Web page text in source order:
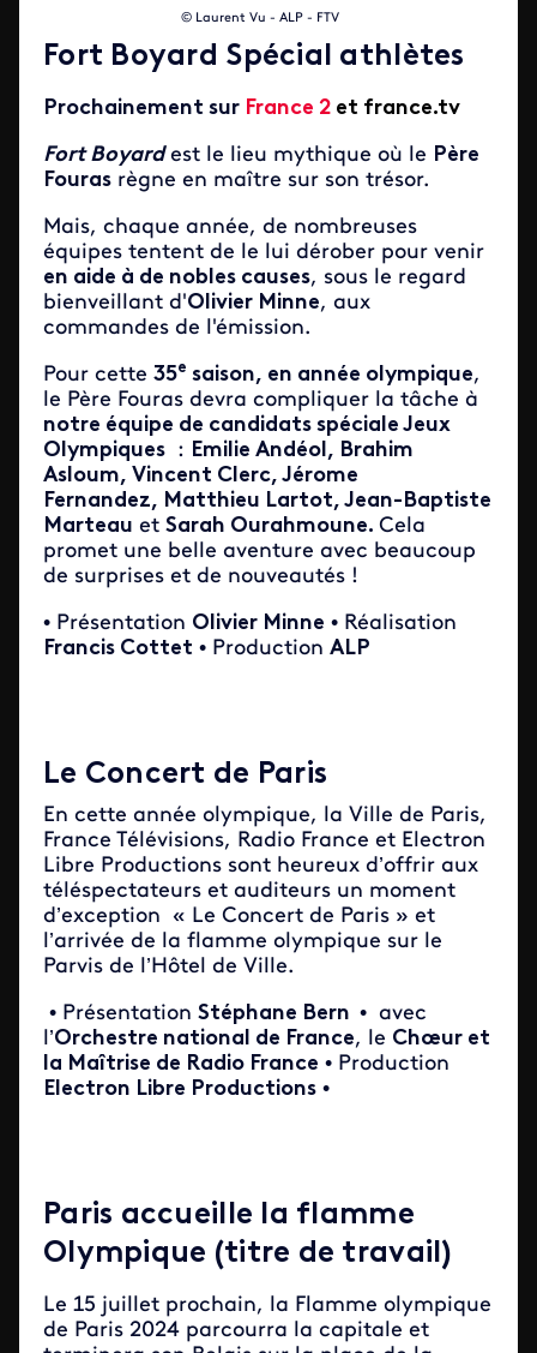
© Laurent Vu - ALP - FTV
Fort Boyard Spécial athlètes
Prochainement sur France 2 et france.tv
Fort Boyardest le lieu mythique où le Père
Fouras règne en maître sur son trésor.
Mais, chaque année, de nombreuses
équipes tentent de le lui dérober pour venir
en aide à de nobles causes, sous le regard
bienveillant d'Olivier Minne, aux
commandes de l'émission.
Pour cette 35e saison, en année olympique,
le Père Fouras devra compliquer la tâche à
notre équipe de candidats spéciale Jeux
Olympiques : Emilie Andéol, Brahim
Asloum, Vincent Clerc, Jérome
Fernandez, Matthieu Lartot, Jean-Baptiste
Marteau et Sarah Ourahmoune. Cela
promet une belle aventure avec beaucoup
de surprises et de nouveautés !
• Présentation Olivier Minne • Réalisation
Francis Cottet • Production ALP
Le Concert de Paris
En cette année olympique, la Ville de Paris,
France Télévisions, Radio France et Electron
Libre Productions sont heureux d’offrir aux
téléspectateurs et auditeurs un moment
d’exception « Le Concert de Paris » et
l’arrivée de la flamme olympique sur le
Parvis de l’Hôtel de Ville.
• Présentation Stéphane Bern • avec
l’Orchestre national de France, le Chœur et
la Maîtrise de Radio France • Production
Electron Libre Productions •
Paris accueille la flamme
Olympique (titre de travail)
Le 15 juillet prochain, la Flamme olympique
de Paris 2024 parcourra la capitale et